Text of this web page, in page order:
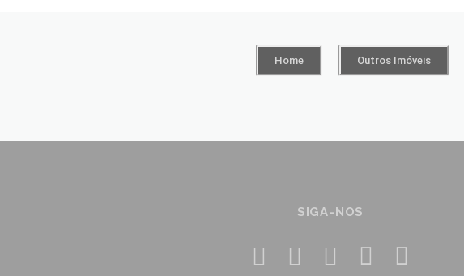
Home Outros Imóveis
SIGA-NOS